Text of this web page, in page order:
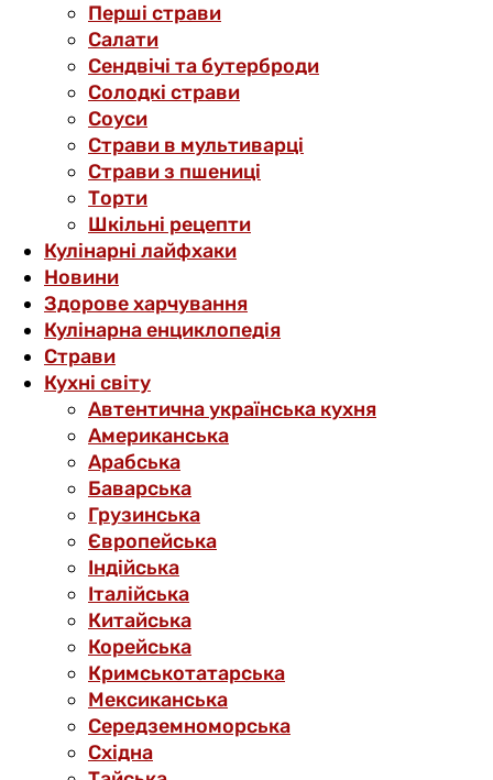
Перші страви
Салати
Сендвічі та бутерброди
Солодкі страви
Соуси
Страви в мультиварці
Страви з пшениці
Торти
Шкільні рецепти
Кулінарні лайфхаки
Новини
Здорове харчування
Кулінарна енциклопедія
Страви
Кухні світу
Автентична українська кухня
Американська
Арабська
Баварська
Грузинська
Європейська
Індійська
Італійська
Китайська
Корейська
Кримськотатарська
Мексиканська
Середземноморська
Східна